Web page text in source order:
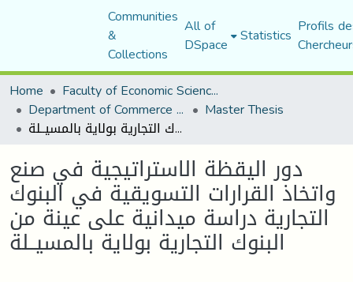
Communities
&
Collections
All of
DSpace Statistics Profils
Home
Faculty of Economic Sciences, Commerce and Management Sciences
Department of Commerce Science Master Thesis
دور اليقظة الاستراتيجية في صنع واتخاذ القرارات التسويقية في البنوك التجارية دراسة ميدانية على عينة من البنوك التجارية بولاية بالمسيــلة
دور اليقظة الاستراتيجية في صنع
واتخاذ القرارات التسويقية في البنوك
التجارية دراسة ميدانية على عينة من
البنوك التجارية بولاية بالمسيــلة